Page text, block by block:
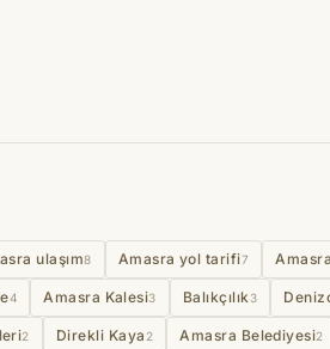
ulaşım8 Amasra yol tarifi7
4 Amasra Kalesi3 Balıkçılık3
2 Direkli Kaya 2 Amasra Belediyesi2